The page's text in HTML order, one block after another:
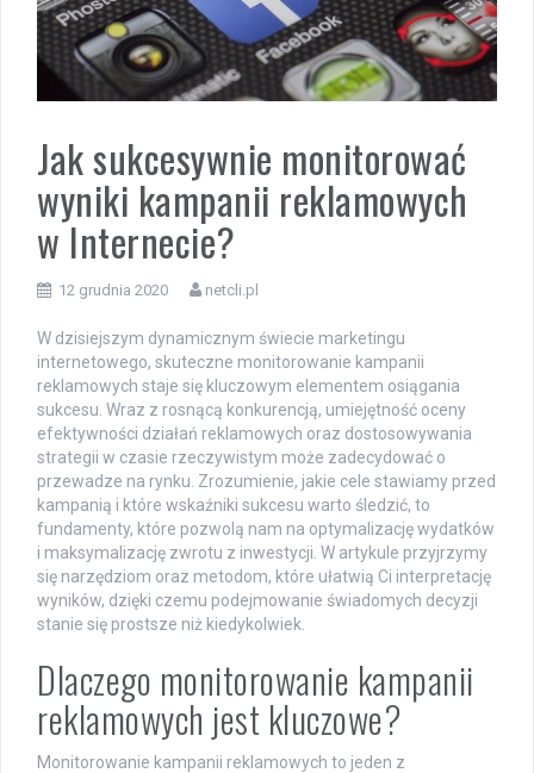
Jak sukcesywnie monitorować
wyniki kampanii reklamowych
w Internecie?
12 grudnia 2020 netcli.pl
W dzisiejszym dynamicznym świecie marketingu
internetowego, skuteczne monitorowanie kampanii
reklamowych staje się kluczowym elementem osiągania
sukcesu. Wraz z rosnącą konkurencją, umiejętność oceny
efektywności działań reklamowych oraz dostosowywania
strategii w czasie rzeczywistym może zadecydować o
przewadze na rynku. Zrozumienie, jakie cele stawiamy przed
kampanią i które wskaźniki sukcesu warto śledzić, to
fundamenty, które pozwolą nam na optymalizację wydatków
i maksymalizację zwrotu z inwestycji. W artykule przyjrzymy
się narzędziom oraz metodom, które ułatwią Ci interpretację
wyników, dzięki czemu podejmowanie świadomych decyzji
stanie się prostsze niż kiedykolwiek.
Dlaczego monitorowanie kampanii
reklamowych jest kluczowe?
Monitorowanie kampanii reklamowych to jeden z